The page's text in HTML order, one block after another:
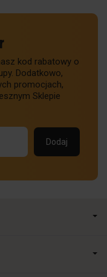
kod rabatowy o
Dodatkowo,
promocjach,
Sklepie